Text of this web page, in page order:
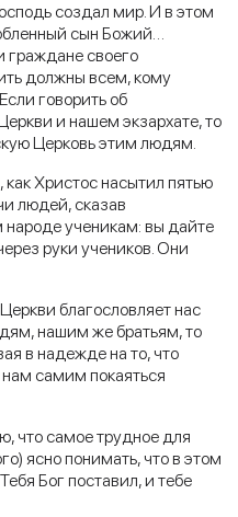
создал мир. И в этом
сын Божий…
граждане своего
должны всем, кому
говорить об
и нашем экзархате, то
Церковь этим людям.
как Христос насытил пятью
людей, сказав
ученикам: вы дайте
руки учеников. Они
благословляет нас
нашим же братьям, то
в надежде на то, что
нам самим покаяться
что самое трудное для
ясно понимать, что в этом
Бог поставил, и тебе